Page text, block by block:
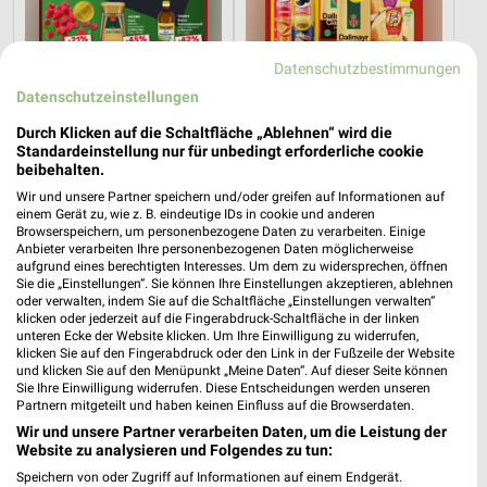
4,6 km
Mo-Mi Angebote ab 10.08.
Gültig bis Mi. 12.08.
1,1 km
Angebote ab 10.08.
Gültig bis Sa. 15.08.
XXXLutz XXXLutz
Datenschutzbestimmungen
Datenschutzeinstellungen
Durch Klicken auf die Schaltfläche „Ablehnen“ wird die
Standardeinstellung nur für unbedingt erforderliche cookie
beibehalten.
Wir und unsere Partner speichern und/oder greifen auf Informationen auf
einem Gerät zu, wie z. B. eindeutige IDs in cookie und anderen
Browserspeichern, um personenbezogene Daten zu verarbeiten. Einige
Anbieter verarbeiten Ihre personenbezogenen Daten möglicherweise
aufgrund eines berechtigten Interesses. Um dem zu widersprechen, öffnen
Sie die „Einstellungen“. Sie können Ihre Einstellungen akzeptieren, ablehnen
oder verwalten, indem Sie auf die Schaltfläche „Einstellungen verwalten“
klicken oder jederzeit auf die Fingerabdruck-Schaltfläche in der linken
unteren Ecke der Website klicken. Um Ihre Einwilligung zu widerrufen,
klicken Sie auf den Fingerabdruck oder den Link in der Fußzeile der Website
und klicken Sie auf den Menüpunkt „Meine Daten“. Auf dieser Seite können
Sie Ihre Einwilligung widerrufen. Diese Entscheidungen werden unseren
Partnern mitgeteilt und haben keinen Einfluss auf die Browserdaten.
Wir und unsere Partner verarbeiten Daten, um die Leistung der
Website zu analysieren und Folgendes zu tun:
Speichern von oder Zugriff auf Informationen auf einem Endgerät.